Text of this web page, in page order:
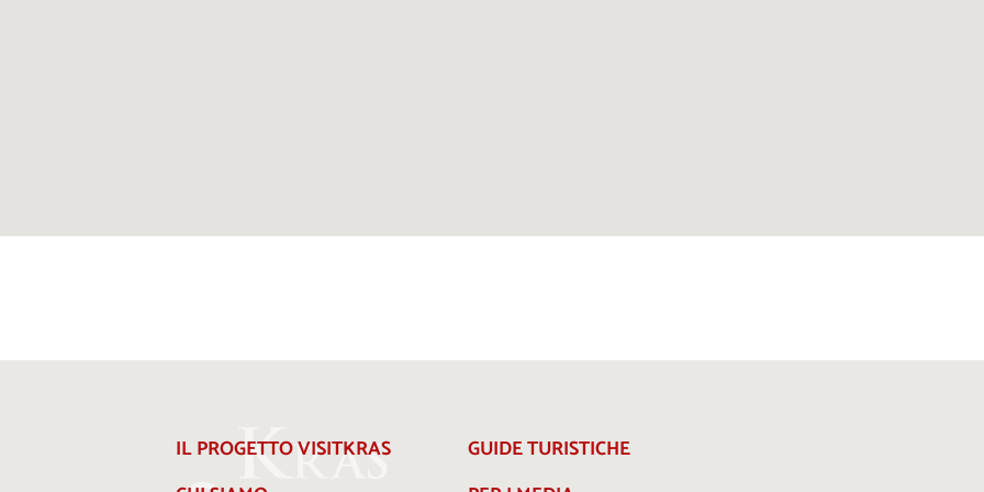
IL PROGETTO VISITKRAS
GUIDE TURISTICHE